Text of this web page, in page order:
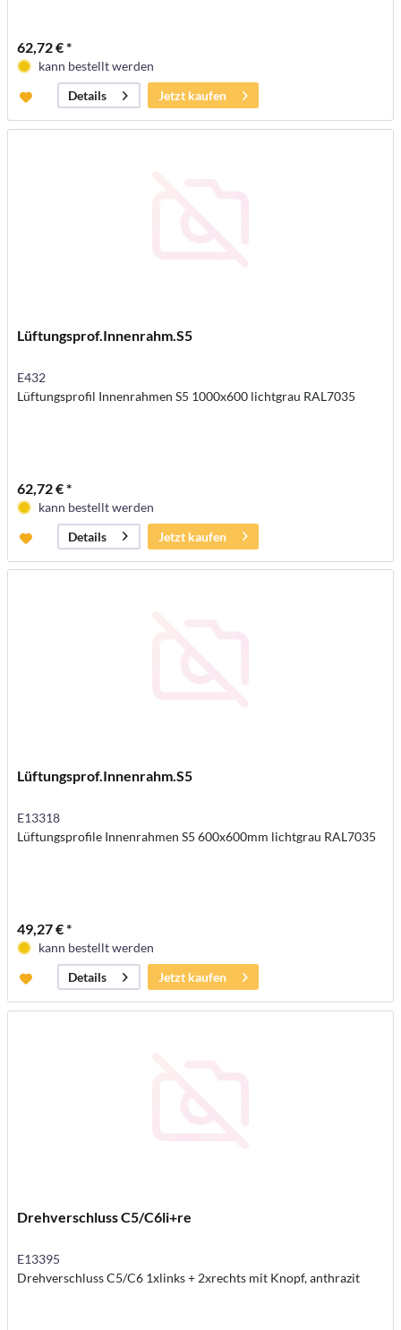
62,72 € *
kann bestellt werden
Details
Jetzt kaufen
Lüftungsprof.Innenrahm.S5
E432
Lüftungsprofil Innenrahmen S5 1000x600 lichtgrau RAL7035
62,72 € *
kann bestellt werden
Details
Jetzt kaufen
Lüftungsprof.Innenrahm.S5
E13318
Lüftungsprofile Innenrahmen S5 600x600mm lichtgrau RAL7035
49,27 € *
kann bestellt werden
Details
Jetzt kaufen
Drehverschluss C5/C6li+re
E13395
Drehverschluss C5/C6 1xlinks + 2xrechts mit Knopf, anthrazit